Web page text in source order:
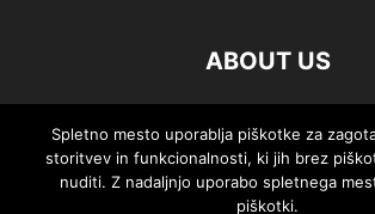
ABOUT US
FOLLOW US
Spletno mesto uporablja piškotke za
storitvev in funkcionalnosti, ki jih brez
nuditi. Z nadaljnjo uporabo spletnega
piškotki.